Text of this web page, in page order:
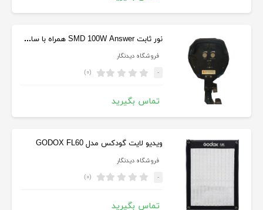
نور ثابت SMD 100W Answer همراه با سافت باکس 70*50
فروشگاه دیدنگار
- (۰)
تماس بگیرید
ویدیو لایت گودکس مدل GODOX FL60
فروشگاه دیدنگار
- (۰)
تماس بگیرید